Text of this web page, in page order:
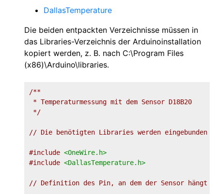
DallasTemperature
Die beiden entpackten Verzeichnisse müssen in
das Libraries-Verzeichnis der Arduinoinstallation
kopiert werden, z. B. nach C:\Program Files
(x86)\Arduino\libraries.
/**
* Temperaturmessung mit dem Sensor D18B20
*/
// Die benötigten Libraries werden eingebunden
#include <OneWire.h>
#include <DallasTemperature.h>
// Definition des Pin, an dem der Sensor hängt